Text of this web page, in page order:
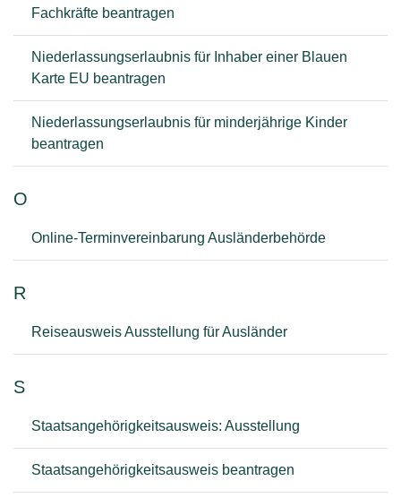
Fachkräfte beantragen
Niederlassungserlaubnis für Inhaber einer Blauen
Karte EU beantragen
Niederlassungserlaubnis für minderjährige Kinder
beantragen
O
Online-Terminvereinbarung Ausländerbehörde
R
Reiseausweis Ausstellung für Ausländer
S
Staatsangehörigkeitsausweis: Ausstellung
Staatsangehörigkeitsausweis beantragen